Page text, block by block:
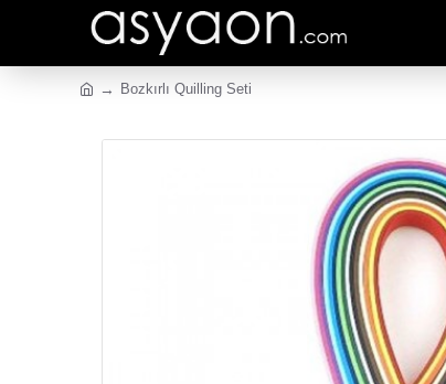
Bozkırlı Quilling Seti